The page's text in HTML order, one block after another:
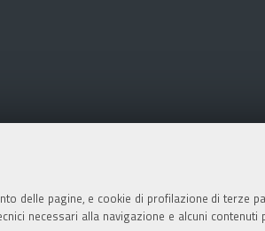
delle pagine, e cookie di profilazione di terze
necessari alla navigazione e alcuni